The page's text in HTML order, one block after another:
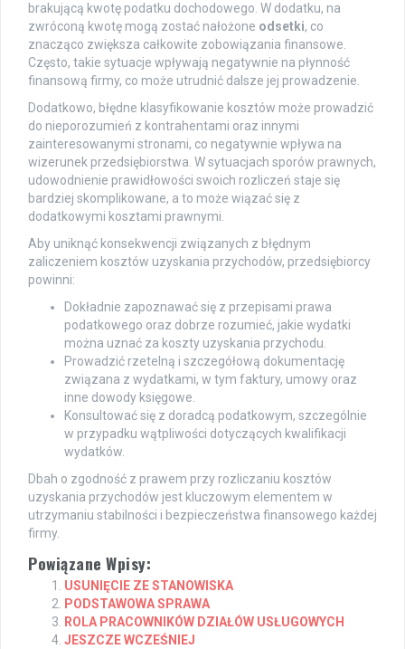
brakującą kwotę podatku dochodowego. W dodatku, na
zwróconą kwotę mogą zostać nałożone odsetki, co
znacząco zwiększa całkowite zobowiązania finansowe.
Często, takie sytuacje wpływają negatywnie na płynność
finansową firmy, co może utrudnić dalsze jej prowadzenie.
Dodatkowo, błędne klasyfikowanie kosztów może prowadzić
do nieporozumień z kontrahentami oraz innymi
zainteresowanymi stronami, co negatywnie wpływa na
wizerunek przedsiębiorstwa. W sytuacjach sporów prawnych,
udowodnienie prawidłowości swoich rozliczeń staje się
bardziej skomplikowane, a to może wiązać się z
dodatkowymi kosztami prawnymi.
Aby uniknąć konsekwencji związanych z błędnym
zaliczeniem kosztów uzyskania przychodów, przedsiębiorcy
powinni:
Dokładnie zapoznawać się z przepisami prawa
podatkowego oraz dobrze rozumieć, jakie wydatki
można uznać za koszty uzyskania przychodu.
Prowadzić rzetelną i szczegółową dokumentację
związana z wydatkami, w tym faktury, umowy oraz
inne dowody księgowe.
Konsultować się z doradcą podatkowym, szczególnie
w przypadku wątpliwości dotyczących kwalifikacji
wydatków.
Dbah o zgodność z prawem przy rozliczaniu kosztów
uzyskania przychodów jest kluczowym elementem w
utrzymaniu stabilności i bezpieczeństwa finansowego każdej
firmy.
Powiązane Wpisy:
USUNIĘCIE ZE STANOWISKA
PODSTAWOWA SPRAWA
ROLA PRACOWNIKÓW DZIAŁÓW USŁUGOWYCH
JESZCZE WCZEŚNIEJ